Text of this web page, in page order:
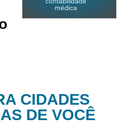
médica
CIDADES
DE VOCÊ